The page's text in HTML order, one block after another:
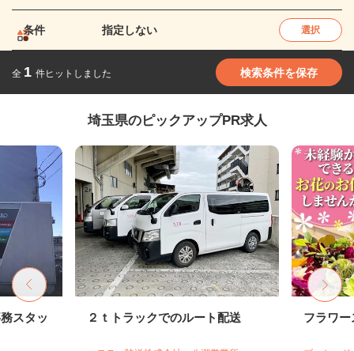
条件 指定しない 選択
全 1 件ヒットしました 検索条件を保存
埼玉県のピックアップPR求人
スタッ ２ｔトラックでのルート配送 フラワ